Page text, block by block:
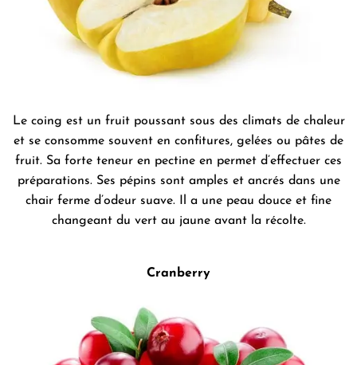
Le coing est un fruit poussant sous des climats de chaleur
et se consomme souvent en confitures, gelées ou pâtes de
fruit. Sa forte teneur en pectine en permet d’effectuer ces
préparations. Ses pépins sont amples et ancrés dans une
chair ferme d’odeur suave. Il a une peau douce et fine
changeant du vert au jaune avant la récolte.
Cranberry